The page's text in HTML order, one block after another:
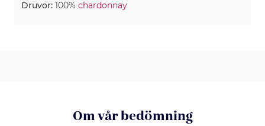
Druvor: 100% chardonnay
Om vår bedömning